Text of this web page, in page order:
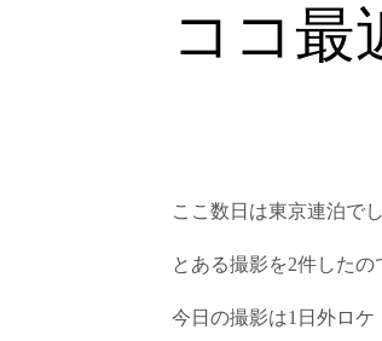
ココ最
ここ数日は東京連泊でし
とある撮影を2件したの
今日の撮影は1日外ロケ